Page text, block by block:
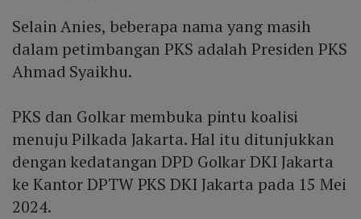
Selain Anies, beberapa nama yang masih
dalam petimbangan PKS adalah Presiden PKS
Ahmad Syaikhu.
PKS dan Golkar membuka pintu koalisi
menuju Pilkada Jakarta. Hal itu ditunjukkan
dengan kedatangan DPD Golkar DKI Jakarta
ke Kantor DPTW PKS DKI Jakarta pada 15 Mei
2024.